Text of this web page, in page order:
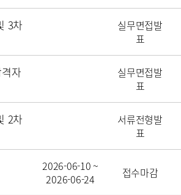
3차
실무면접발
표
자
실무면접발
표
2차
서류전형발
표
2026-06-10 ~
2026-06-24
접수마감